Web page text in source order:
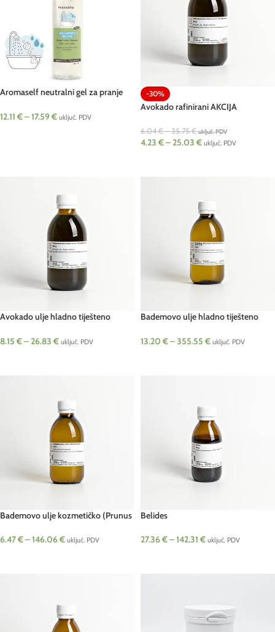
Aromaself neutralni gel za pranje
12.11 €–17.59€ uključ. PDV
-30%
Avokado rafinirani AKCIJA
6.04€ – 35.75€ uključ. PDV
4.23 €–25.03 € uključ. PDV
Avokado ulje hladno tiješteno
8.15 €–26.83 € uključ. PDV
Bademovo ulje hladno tiješteno
13.20 €–355.55 € uključ. PDV
Bademovo ulje kozmetičko (Prunus
6.47€–146.06€ uključ. PDV
Belides
27.36€–142.31 € uključ. PDV